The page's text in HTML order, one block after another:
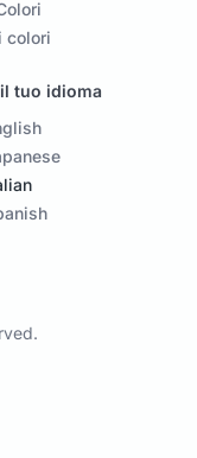
colori
tuo idioma